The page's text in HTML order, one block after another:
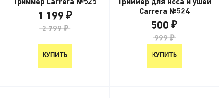
Триммер Carrera №525
1 199 ₽
2 799 ₽
КУПИТЬ
Триммер для носа и ушей
Carrera №524
500 ₽
999 ₽
КУПИТЬ